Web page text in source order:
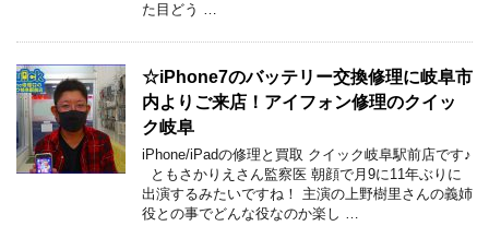
た目どう …
☆iPhone7のバッテリー交換修理に岐阜市
内よりご来店！アイフォン修理のクイッ
ク岐阜
iPhone/iPadの修理と買取 クイック岐阜駅前店です♪
ともさかりえさん監察医 朝顔で月9に11年ぶりに
出演するみたいですね！ 主演の上野樹里さんの義姉
役との事でどんな役なのか楽し …